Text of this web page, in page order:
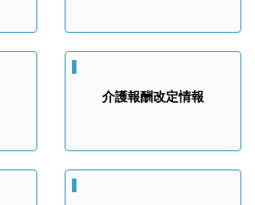
介護報酬改定情報